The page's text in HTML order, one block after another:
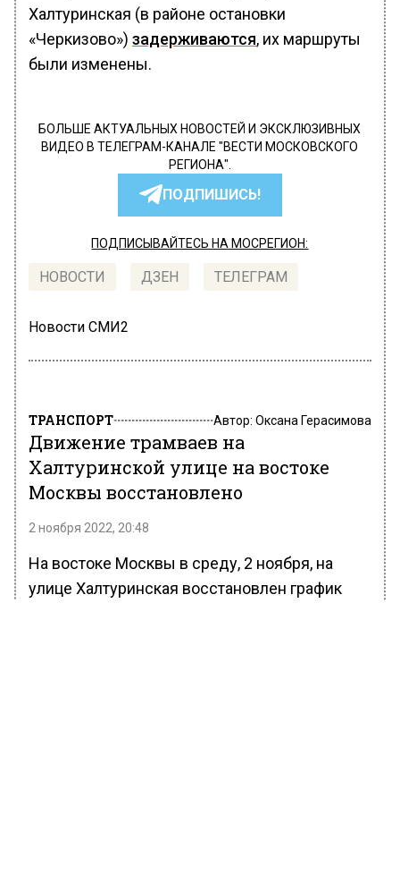
Халтуринская (в районе остановки
«Черкизово») задерживаются, их маршруты
были изменены.
БОЛЬШЕ АКТУАЛЬНЫХ НОВОСТЕЙ И ЭКСКЛЮЗИВНЫХ
ВИДЕО В ТЕЛЕГРАМ-КАНАЛЕ "ВЕСТИ МОСКОВСКОГО
РЕГИОНА".
ПОДПИШИСЬ!
ПОДПИСЫВАЙТЕСЬ НА МОСРЕГИОН:
НОВОСТИ ДЗЕН ТЕЛЕГРАМ
Новости СМИ2
ТРАНСПОРТ Автор: Оксана Герасимова
Движение трамваев на
Халтуринской улице на востоке
Москвы восстановлено
2 ноября 2022, 20:48
На востоке Москвы в среду, 2 ноября, на
улице Халтуринская восстановлен график